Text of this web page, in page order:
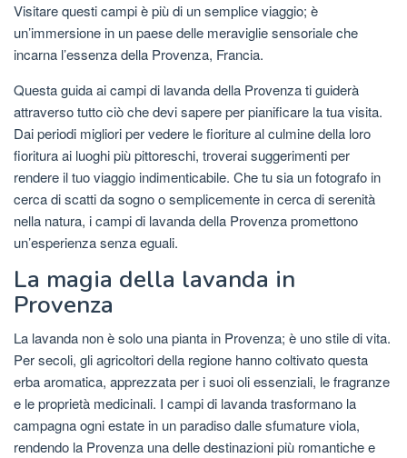
Visitare questi campi è più di un semplice viaggio; è
un’immersione in un paese delle meraviglie sensoriale che
incarna l’essenza della Provenza, Francia.
Questa guida ai campi di lavanda della Provenza ti guiderà
attraverso tutto ciò che devi sapere per pianificare la tua visita.
Dai periodi migliori per vedere le fioriture al culmine della loro
fioritura ai luoghi più pittoreschi, troverai suggerimenti per
rendere il tuo viaggio indimenticabile. Che tu sia un fotografo in
cerca di scatti da sogno o semplicemente in cerca di serenità
nella natura, i campi di lavanda della Provenza promettono
un’esperienza senza eguali.
La magia della lavanda in
Provenza
La lavanda non è solo una pianta in Provenza; è uno stile di vita.
Per secoli, gli agricoltori della regione hanno coltivato questa
erba aromatica, apprezzata per i suoi oli essenziali, le fragranze
e le proprietà medicinali. I campi di lavanda trasformano la
campagna ogni estate in un paradiso dalle sfumature viola,
rendendo la Provenza una delle destinazioni più romantiche e